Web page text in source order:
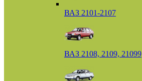
ВАЗ 2101-2107
ВАЗ 2108, 2109, 21099